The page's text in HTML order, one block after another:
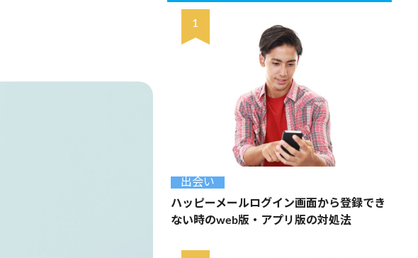
出会い
ハッピーメールログイン画面から登録でき
ない時のweb版・アプリ版の対処法